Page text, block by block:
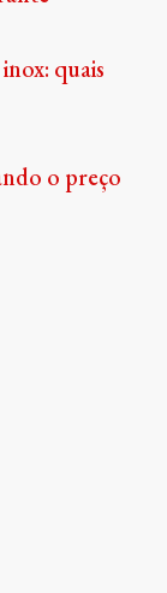
quais
o preço